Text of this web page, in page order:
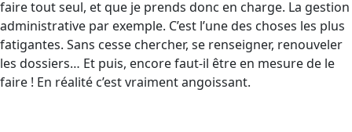
faire tout seul, et que je prends donc en charge. La gestion
administrative par exemple. C’est l’une des choses les plus
fatigantes. Sans cesse chercher, se renseigner, renouveler
les dossiers… Et puis, encore faut-il être en mesure de le
faire ! En réalité c’est vraiment angoissant.